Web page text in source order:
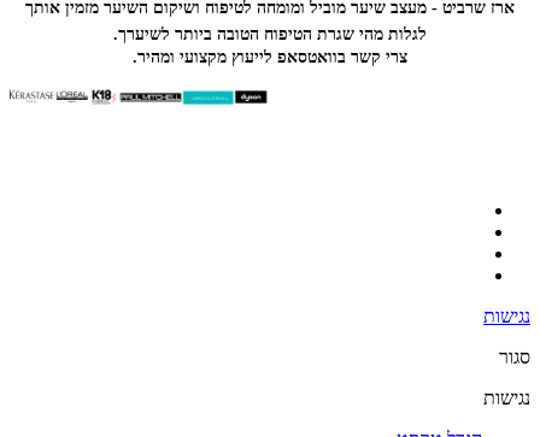
ארז שרביט - מעצב שיער מוביל ומומחה לטיפוח ושיקום השיער מזמין אותך
לגלות מהי שגרת הטיפוח הטובה ביותר לשיערך.
צרי קשר בוואטסאפ לייעוץ מקצועי ומהיר.
נגישות
סגור
נגישות